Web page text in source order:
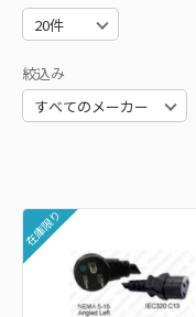
絞込み
在庫限り